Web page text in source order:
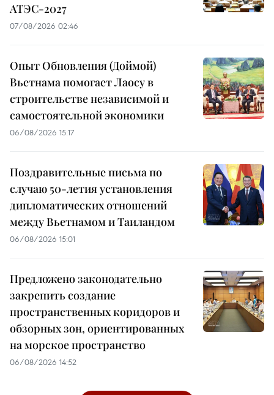
АТЭС-2027
07/08/2026 02:46
Опыт Обновления (Доймой)
Вьетнама помогает Лаосу в
строительстве независимой и
самостоятельной экономики
06/08/2026 15:17
Поздравительные письма по
случаю 50-летия установления
дипломатических отношений
между Вьетнамом и Таиландом
06/08/2026 15:01
Предложено законодательно
закрепить создание
пространственных коридоров и
обзорных зон, ориентированных
на морское пространство
06/08/2026 14:52